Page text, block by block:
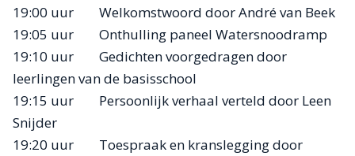
19:00 uur Welkomstwoord door André van Beek
19:05 uur Onthulling paneel Watersnoodramp
19:10 uur Gedichten voorgedragen door
leerlingen van de basisschool
19:15 uur Persoonlijk verhaal verteld door Leen
Snijder
19:20 uur Toespraak en kranslegging door